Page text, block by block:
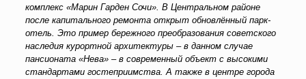
комплекс «Марин Гарден Сочи». В Центральном районе
после капитального ремонта открыт обновлённый парк-
отель. Это пример бережного преобразования советского
наследия курортной архитектуры – в данном случае
пансионата «Нева» – в современный объект с высокими
стандартами гостеприимства. А также в центре города